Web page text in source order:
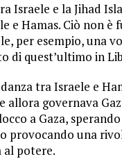
Israele e la Jihad
e Hamas. Ciò non
per esempio, una
di quest’ultimo in
tra Israele e
allora governava
a Gaza,
provocando una
al potere.